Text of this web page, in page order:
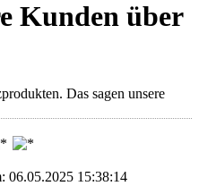
Kunden über
produkten. Das sagen unsere
06.05.2025 15:38:14